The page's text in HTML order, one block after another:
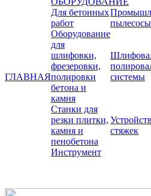
ГЛАВНАЯ
Для бетонных
работ
пылесосы
Оборудование
для
шлифовки,
фрезеровки,
полировки
бетона и
камня
системы
Станки для
резки плитки,
камня и
пенобетона
стяжек
Инструмент